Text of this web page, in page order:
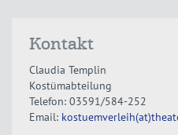
Kontakt
Claudia Templin
Kostümabteilung
Telefon: 03591/584-252
Email: